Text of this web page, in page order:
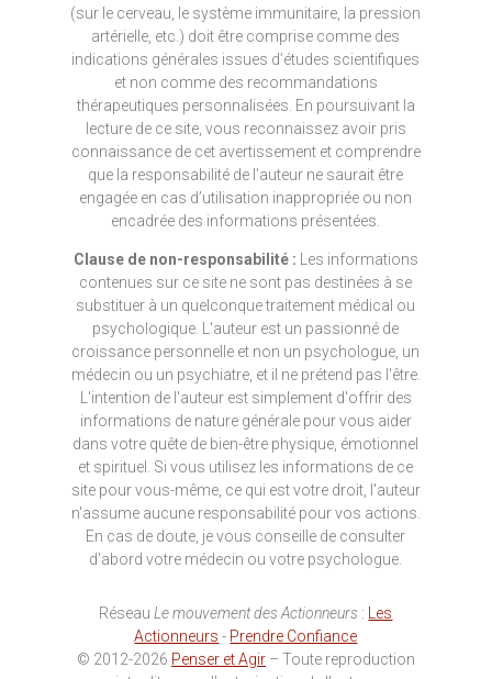
(sur le cerveau, le système immunitaire, la pression
artérielle, etc.) doit être comprise comme des
indications générales issues d’études scientifiques
et non comme des recommandations
thérapeutiques personnalisées. En poursuivant la
lecture de ce site, vous reconnaissez avoir pris
connaissance de cet avertissement et comprendre
que la responsabilité de l’auteur ne saurait être
engagée en cas d’utilisation inappropriée ou non
encadrée des informations présentées.
Clause de non-responsabilité : Les informations
contenues sur ce site ne sont pas destinées à se
substituer à un quelconque traitement médical ou
psychologique. L'auteur est un passionné de
croissance personnelle et non un psychologue, un
médecin ou un psychiatre, et il ne prétend pas l'être.
L'intention de l'auteur est simplement d'offrir des
informations de nature générale pour vous aider
dans votre quête de bien-être physique, émotionnel
et spirituel. Si vous utilisez les informations de ce
site pour vous-même, ce qui est votre droit, l'auteur
n'assume aucune responsabilité pour vos actions.
En cas de doute, je vous conseille de consulter
d'abord votre médecin ou votre psychologue.
RéseauLe mouvement des Actionneurs :
Les
Actionneurs - Prendre Confiance
© 2012-2026 Penser et Agir– Toute reproduction